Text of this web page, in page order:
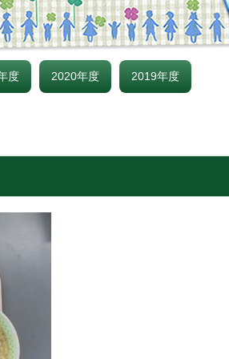
度 2020年度 2019年度